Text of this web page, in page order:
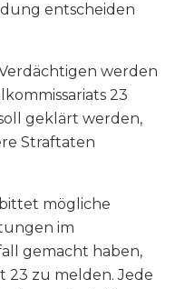
entscheiden
werden
23
geklärt werden,
Straftaten
mögliche
im
gemacht haben,
23 zu melden. Jede